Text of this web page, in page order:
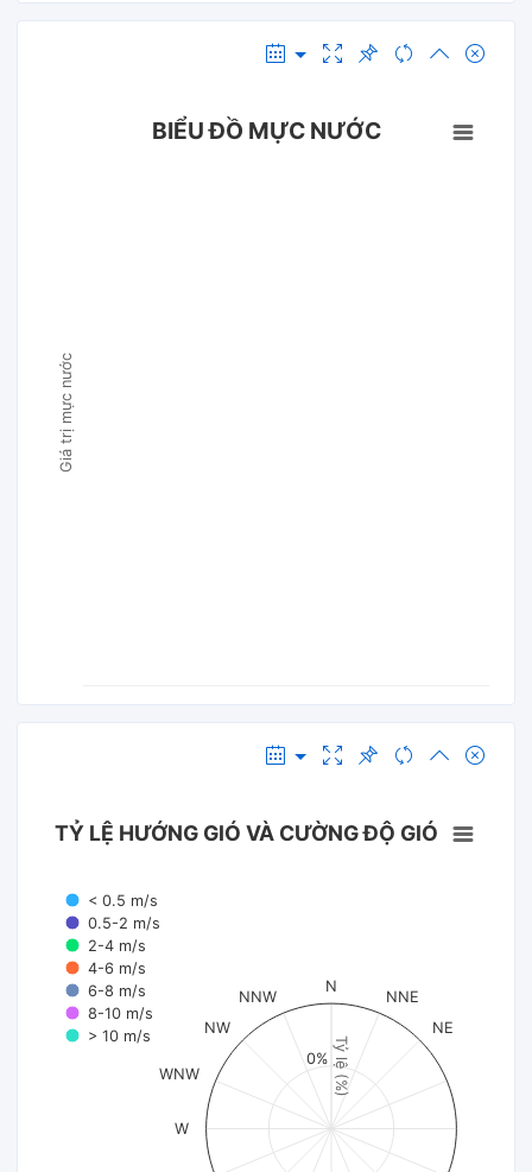
Giá trị mực nước
BIỂU ĐỒ MỰC NƯỚC
Tỷ lệ (%)
TỶ LỆ HƯỚNG GIÓ VÀ CƯỜNG ĐỘ GIÓ
< 0.5 m/s
0.5-2 m/s
2-4 m/s
4-6 m/s
6-8 m/s
8-10 m/s
> 10 m/s
N
NNE
NE
W
WNW
NW
NNW
0%